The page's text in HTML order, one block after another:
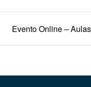
Evento Online –